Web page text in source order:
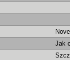
Jak